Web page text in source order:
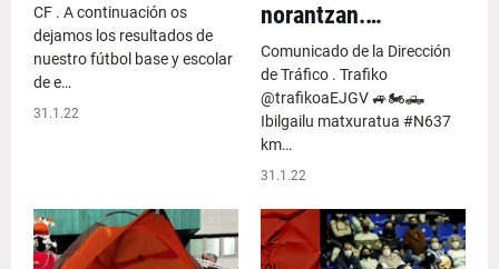
CF . A continuación os
dejamos los resultados de
nuestro fútbol base y escolar
de e…
31.1.22
norantzan.…
Comunicado de la Dirección
de Tráfico . Trafiko
@trafikoaEJGV 🚙🏍️🛻
Ibilgailu matxuratua #N637
km…
31.1.22